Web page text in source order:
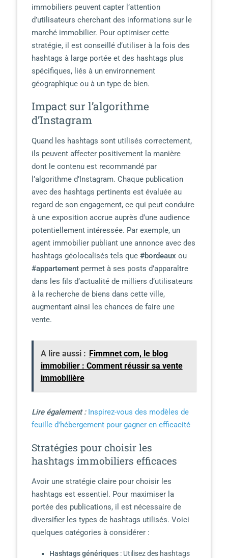
immobiliers peuvent capter l’attention
d’utilisateurs cherchant des informations sur le
marché immobilier. Pour optimiser cette
stratégie, il est conseillé d’utiliser à la fois des
hashtags à large portée et des hashtags plus
spécifiques, liés à un environnement
géographique ou à un type de bien.
Impact sur l’algorithme
d’Instagram
Quand les hashtags sont utilisés correctement,
ils peuvent affecter positivement la manière
dont le contenu est recommandé par
l’algorithme d’Instagram. Chaque publication
avec des hashtags pertinents est évaluée au
regard de son engagement, ce qui peut conduire
à une exposition accrue auprès d’une audience
potentiellement intéressée. Par exemple, un
agent immobilier publiant une annonce avec des
hashtags géolocalisés tels que #bordeaux ou
#appartementpermet à ses posts d’apparaître
dans les fils d’actualité de milliers d’utilisateurs
à la recherche de biens dans cette ville,
augmentant ainsi les chances de faire une
vente.
A lire aussi : Fimmnet com, le blog
immobilier : Comment réussir sa vente
immobilière
Lire également : Inspirez-vous des modèles de
feuille d'hébergement pour gagner en efficacité
Stratégies pour choisir les
hashtags immobiliers efficaces
Avoir une stratégie claire pour choisir les
hashtags est essentiel. Pour maximiser la
portée des publications, il est nécessaire de
diversifier les types de hashtags utilisés. Voici
quelques catégories à considérer :
Hashtags génériques: Utilisez des hashtags